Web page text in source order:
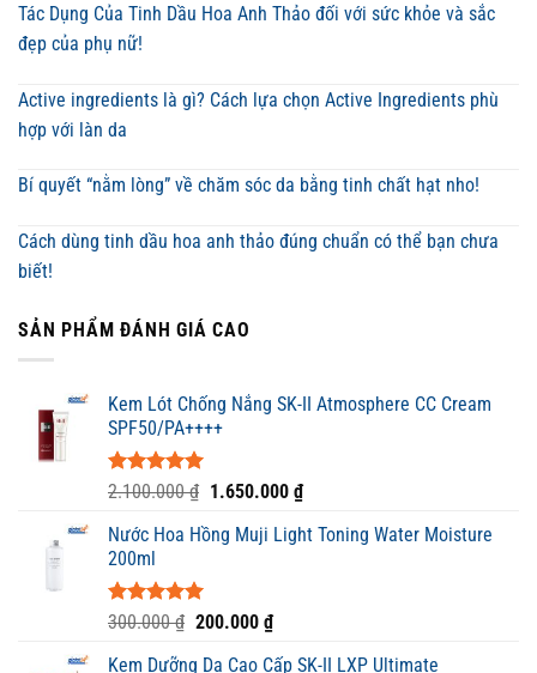
Tác Dụng Của Tinh Dầu Hoa Anh Thảo đối với sức khỏe và sắc
đẹp của phụ nữ!
Active ingredients là gì? Cách lựa chọn Active Ingredients phù
hợp với làn da
Bí quyết “nằm lòng” về chăm sóc da bằng tinh chất hạt nho!
Cách dùng tinh dầu hoa anh thảo đúng chuẩn có thể bạn chưa
biết!
SẢN PHẨM ĐÁNH GIÁ CAO
Kem Lót Chống Nắng SK-II Atmosphere CC Cream
SPF50/PA++++
Được xếp
5 sao
2.100.000₫ Giá
là:
1.650.000 ₫Giá
tại
Nước Hoa Hồng Muji Light Toning Water Moisture
200ml
Được xếp
5.00
5 sao
300.000₫ Giá
200.000 ₫Giá
Kem Dưỡng Da Cao Cấp SK-II LXP Ultimate